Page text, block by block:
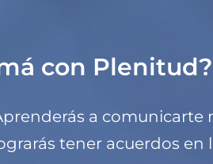
con Plenitud?
a comunicarte
tener acuerdos en